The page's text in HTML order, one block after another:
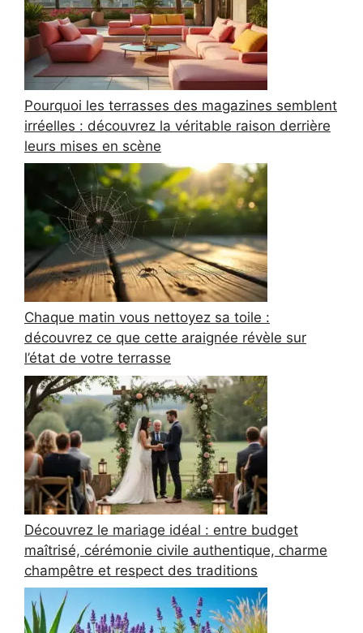
Pourquoi les terrasses des magazines semblent
irréelles : découvrez la véritable raison derrière
leurs mises en scène
Chaque matin vous nettoyez sa toile :
découvrez ce que cette araignée révèle sur
l’état de votre terrasse
Découvrez le mariage idéal : entre budget
maîtrisé, cérémonie civile authentique, charme
champêtre et respect des traditions